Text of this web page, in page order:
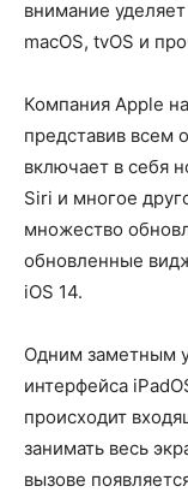
внимание
macOS, tvOS и
Компания Apple
представив всем
включает в себя
Siri и многое
множество
обновленные
iOS 14.
Одним заметным
интерфейса
происходит
занимать весь
вызове